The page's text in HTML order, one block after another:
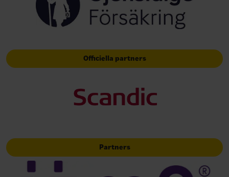
Officiella partners
Partners